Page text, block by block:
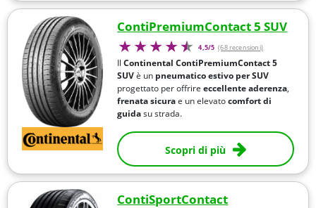
ContiPremiumContact 5 SUV
4,5/5 (68 recensioni)
IlContinental ContiPremiumContact 5
SUVè un pneumatico estivo per SUV
progettato per offrireeccellente aderenza,
frenata sicurae un elevatocomfort di
guidasu strada.
Scopri di più
ContiSportContact